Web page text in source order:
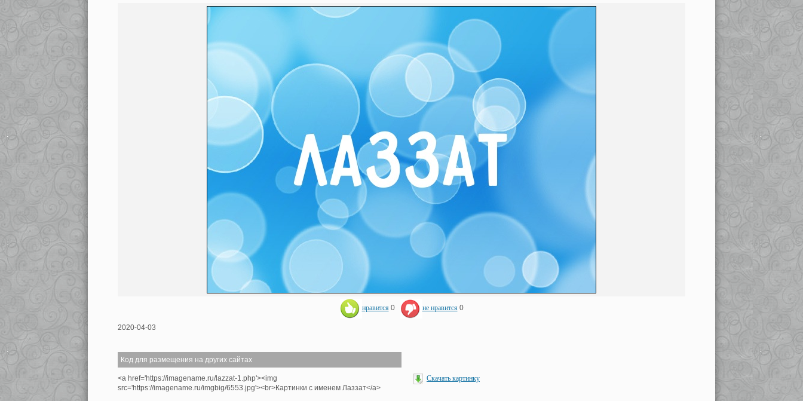
нравится 0 не нравится 0
2020-04-03
Код для размещения на других сайтах
<a href='https://imagename.ru/lazzat-1.php'><img
src='https://imagename.ru/imgbig/6553.jpg'><br>Картинки с именем Лаззат</a>
Скачать картинку